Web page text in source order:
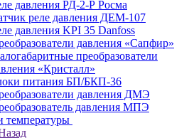
давления РД-2-Р Росма
реле давления ДЕМ-107
давления KPI 35 Danfoss
давления «Сапфир»
преобразователи
«Кристалл»
питания БП/БКП-36
давления ДМЭ
давления МПЭ
температуры